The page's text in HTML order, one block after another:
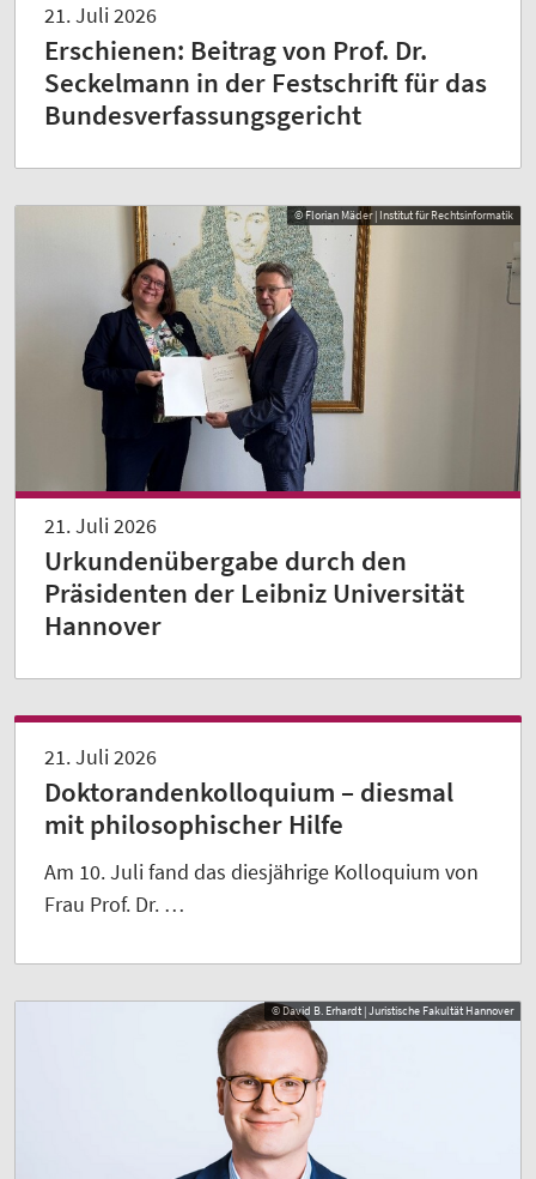
21. Juli 2026
Erschienen: Beitrag von Prof. Dr.
Seckelmann in der Festschrift für das
Bundesverfassungsgericht
© Florian Mäder | Institut für Rechtsinformatik
21. Juli 2026
Urkundenübergabe durch den
Präsidenten der Leibniz Universität
Hannover
21. Juli 2026
Doktorandenkolloquium – diesmal
mit philosophischer Hilfe
Am 10. Juli fand das diesjährige Kolloquium von
Frau Prof. Dr. …
© David B. Erhardt | Juristische Fakultät Hannover